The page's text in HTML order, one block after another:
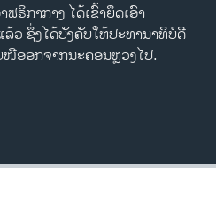
ຣິກາກາງ ໄດ້ເຂົ້າຍຶດເອົາ
ວ ຊຶ່ງໄດ້ບັງຄັບໃຫ້ປະທານາທິບໍດີ
ໜີອອກຈາກນະຄອນຫຼວງໄປ.